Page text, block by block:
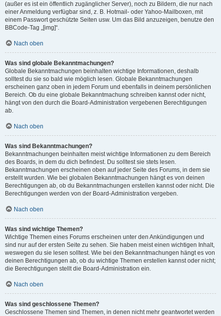
(außer es ist ein öffentlich zugänglicher Server), noch zu Bildern, die nur nach
einer Anmeldung verfügbar sind, z. B. Hotmail- oder Yahoo-Mailboxen, mit
einem Passwort geschützte Seiten usw. Um das Bild anzuzeigen, benutze den
BBCode-Tag „[img]“.
Nach oben
Was sind globale Bekanntmachungen?
Globale Bekanntmachungen beinhalten wichtige Informationen, deshalb
solltest du sie so bald wie möglich lesen. Globale Bekanntmachungen
erscheinen ganz oben in jedem Forum und ebenfalls in deinem persönlichen
Bereich. Ob du eine globale Bekanntmachung schreiben kannst oder nicht,
hängt von den durch die Board-Administration vergebenen Berechtigungen
ab.
Nach oben
Was sind Bekanntmachungen?
Bekanntmachungen beinhalten meist wichtige Informationen zu dem Bereich
des Boards, in dem du dich befindest. Du solltest sie stets lesen.
Bekanntmachungen erscheinen oben auf jeder Seite des Forums, in dem sie
erstellt wurden. Wie bei globalen Bekanntmachungen hängt es von deinen
Berechtigungen ab, ob du Bekanntmachungen erstellen kannst oder nicht. Die
Berechtigungen werden von der Board-Administration vergeben.
Nach oben
Was sind wichtige Themen?
Wichtige Themen eines Forums erscheinen unter den Ankündigungen und
sind nur auf der ersten Seite zu sehen. Sie haben meist einen wichtigen Inhalt,
weswegen du sie lesen solltest. Wie bei den Bekanntmachungen hängt es von
deinen Berechtigungen ab, ob du wichtige Themen erstellen kannst oder nicht;
die Berechtigungen stellt die Board-Administration ein.
Nach oben
Was sind geschlossene Themen?
Geschlossene Themen sind Themen, in denen nicht mehr geantwortet werden